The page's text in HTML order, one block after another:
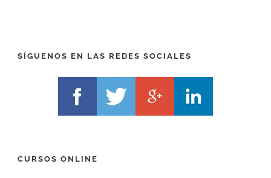
SÍGUENOS EN LAS REDES SOCIALES
CURSOS ONLINE